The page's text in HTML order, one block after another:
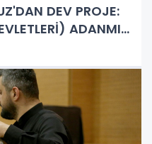
DEV PROJE:
ADANMIŞ